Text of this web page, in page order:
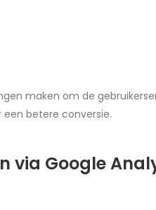
maken om de
betere conversie.
via Google